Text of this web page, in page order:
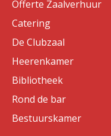
Offerte Zaalverhuur
Catering
De Clubzaal
Heerenkamer
Bibliotheek
Rond de bar
Bestuurskamer